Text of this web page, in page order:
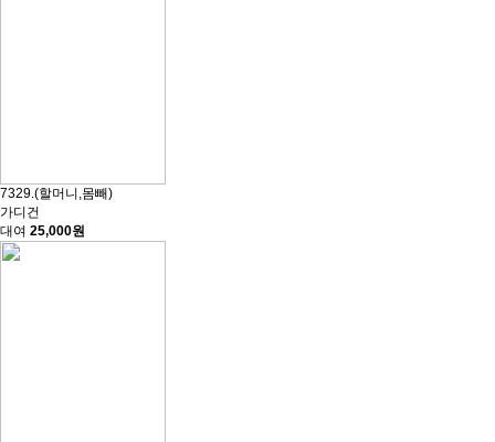
7329.(할머니,몸빼)
가디건
대여 25,000원